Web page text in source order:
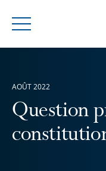
Menu
AOÛT 2022
Question